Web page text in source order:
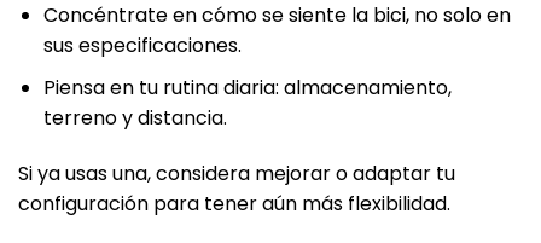
Concéntrate en cómo se siente la bici, no solo en
sus especificaciones.
Piensa en tu rutina diaria: almacenamiento,
terreno y distancia.
Si ya usas una, considera mejorar o adaptar tu
configuración para tener aún más flexibilidad.